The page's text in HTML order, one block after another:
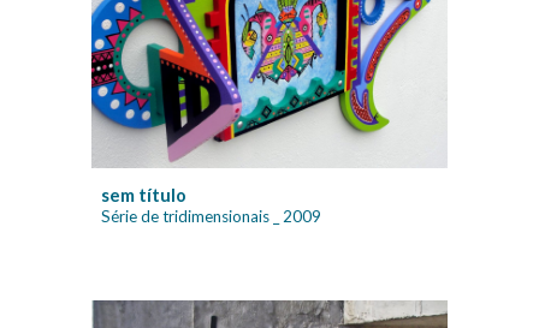
sem título
Série de tridimensionais _ 2009